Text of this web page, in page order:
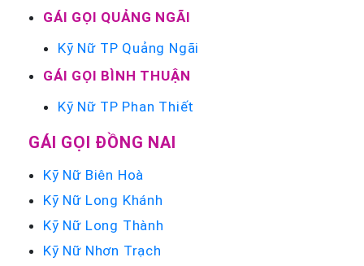
GÁI GỌI QUẢNG NGÃI
Kỹ Nữ TP Quảng Ngãi
GÁI GỌI BÌNH THUẬN
Kỹ Nữ TP Phan Thiết
GÁI GỌI ĐỒNG NAI
Kỹ Nữ Biên Hoà
Kỹ Nữ Long Khánh
Kỹ Nữ Long Thành
Kỹ Nữ Nhơn Trạch